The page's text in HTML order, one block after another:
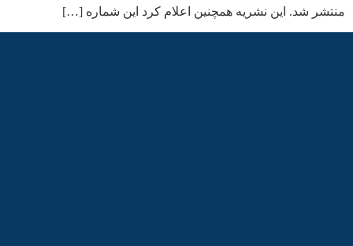
منتشر شد. این نشریه همچنین اعلام کرد این شماره […]